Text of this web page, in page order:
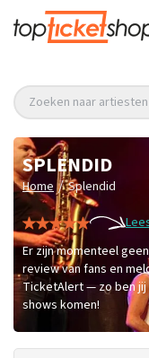
Zoeken naar
SPLENDID
Home / Splendid
Er zijn momenteel
review van fans en
TicketAlert — zo ben
shows komen!